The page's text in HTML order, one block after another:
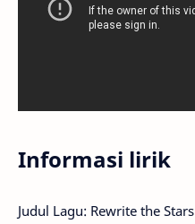
Informasi lirik
Judul Lagu: Rewrite the Stars